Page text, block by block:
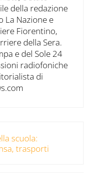
della redazione
La Nazione e
Fiorentino,
della Sera.
e del Sole 24
radiofoniche
di
scuola:
trasporti